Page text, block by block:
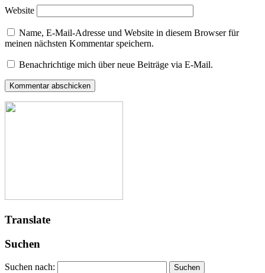
Website
Name, E-Mail-Adresse und Website in diesem Browser für
meinen nächsten Kommentar speichern.
Benachrichtige mich über neue Beiträge via E-Mail.
Translate
Suchen
Suchen nach: